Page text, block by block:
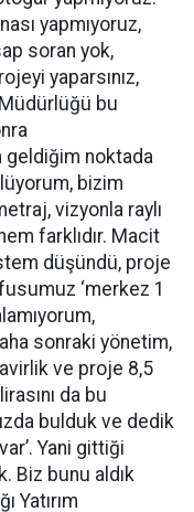
yapmıyoruz,
soran yok,
yaparsınız,
Müdürlüğü bu
geldiğim noktada
bizim
vizyonla raylı
farklıdır. Macit
düşündü, proje
‘merkez 1
sonraki yönetim,
ve proje 8,5
da bu
bulduk ve dedik
Yani gittiği
Biz bunu aldık
Yatırım